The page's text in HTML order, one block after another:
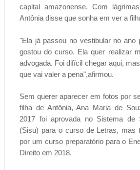
capital amazonense. Com
Antônia disse que sonha em ver a
"Ela já passou no vestibular no ano
gostou do curso. Ela quer realizar
advogada. Foi difícil chegar aqui,
que vai valer a pena",afirmou.
Sem querer aparecer em fotos por
filha de Antônia, Ana Maria de
2017 foi aprovada no Sistema de
(Sisu) para o curso de Letras, mas
por um curso preparatório para o
Direito em 2018.